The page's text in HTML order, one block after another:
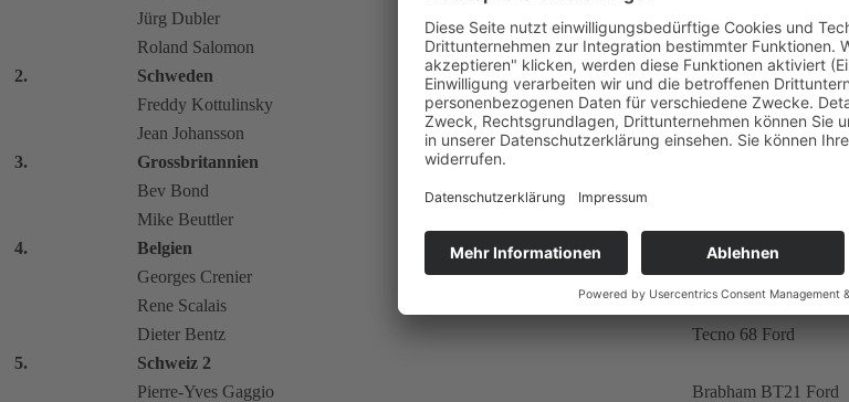
Jürg Dubler
Brabham BT21B Ford
Roland Salomon
Brabham BT21 Ford
2.
Schweden
Freddy Kottulinsky
Lotus 35 Ford
Jean Johansson
Brabham BT21 Ford
3.
Grossbritannien
Bev Bond
Mike Beuttler
4.
Belgien
Georges Crenier
Merlyn Mk10 Ford
Rene Scalais
Cooper T83 Ford
Dieter Bentz
Tecno 68 Ford
5.
Schweiz 2
Pierre-Yves Gaggio
Brabham BT21 Ford